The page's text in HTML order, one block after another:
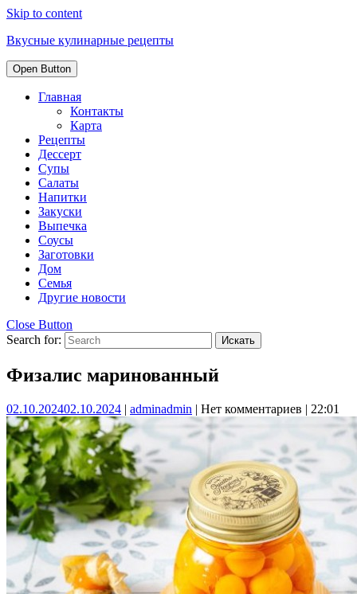
Skip to content
Вкусные кулинарные рецепты
Open Button
Главная
Контакты
Карта
Рецепты
Дессерт
Супы
Салаты
Напитки
Закуски
Выпечка
Соусы
Заготовки
Дом
Семья
Другие новости
Close Button
Search for:
Физалис маринованный
02.10.202402.10.2024 | adminadmin | Нет комментариев | 22:01